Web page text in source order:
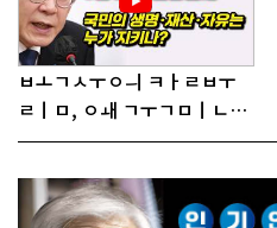
ㅂㅗㄱㅅㅜㅇㅢ ㅋㅏㄹㅂㅜ
ㄹㅣㅁ, ㅇㅙ ㄱㅜㄱㅁㅣㄴㄷ
ㅡㄹㅇㅣ ㄷㅏㅇㅎㅐㅇㅑ ㅎ